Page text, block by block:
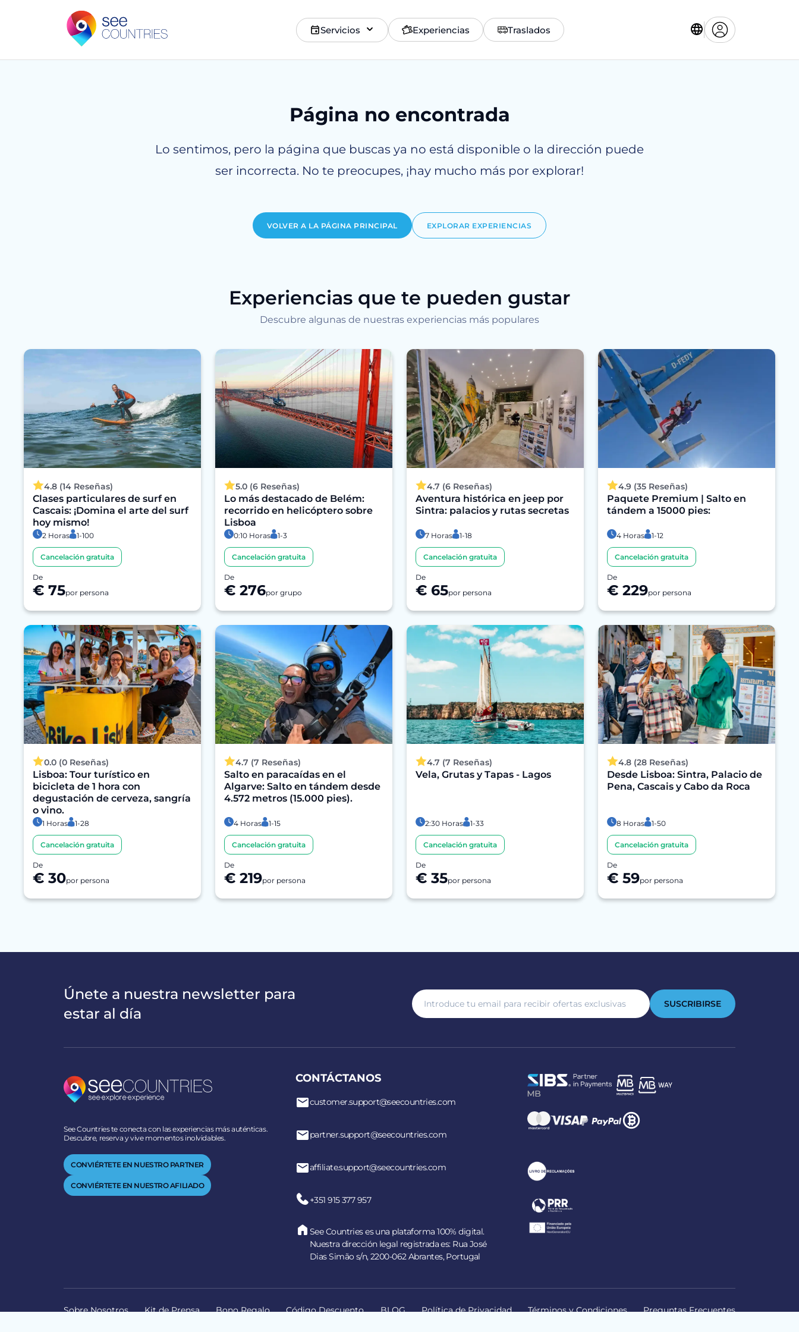
Servicios Experiencias Traslados
Página no encontrada
Lo sentimos, pero la página que buscas ya no está disponible o la dirección puede
ser incorrecta. No te preocupes, ¡hay mucho más por explorar!
VOLVER A LA PÁGINA PRINCIPAL EXPLORAR EXPERIENCIAS
Experiencias que te pueden gustar
Descubre algunas de nuestras experiencias más populares
4.8 (14 Reseñas)
Clases particulares de surf en
Cascais: ¡Domina el arte del surf
hoy mismo!
2 Horas 1-100
Cancelación gratuita
De
€ 75por persona
5.0 (6 Reseñas)
Lo más destacado de Belém:
recorrido en helicóptero sobre
Lisboa
0:10 Horas 1-3
Cancelación gratuita
De
€ 276por grupo
4.7 (6 Reseñas)
Aventura histórica en jeep por
Sintra: palacios y rutas secretas
7 Horas 1-18
Cancelación gratuita
De
€ 65por persona
4.9 (35 Reseñas)
Paquete Premium | Salto en
tándem a 15000 pies:
4 Horas 1-12
Cancelación gratuita
De
€ 229por persona
0.0 (0 Reseñas)
Lisboa: Tour turístico en
bicicleta de 1 hora con
degustación de cerveza, sangría
o vino.
1 Horas 1-28
Cancelación gratuita
De
€ 30por persona
4.7 (7 Reseñas)
Salto en paracaídas en el
Algarve: Salto en tándem desde
4.572 metros (15.000 pies).
4 Horas 1-15
Cancelación gratuita
De
€ 219por persona
4.7 (7 Reseñas)
Vela, Grutas y Tapas - Lagos
2:30 Horas 1-33
Cancelación gratuita
De
€ 35por persona
4.8 (28 Reseñas)
Desde Lisboa: Sintra, Palacio de
Pena, Cascais y Cabo da Roca
8 Horas 1-50
Cancelación gratuita
De
€ 59por persona
Únete a nuestra newsletter para
estar al día
SUSCRIBIRSE
See Countries te conecta con las experiencias más auténticas.
Descubre, reserva y vive momentos inolvidables.
CONVIÉRTETE EN NUESTRO PARTNER
CONVIÉRTETE EN NUESTRO AFILIADO
CONTÁCTANOS
customer.support@seecountries.com
partner.support@seecountries.com
affiliate.support@seecountries.com
+351 915 377 957
See Countries es una plataforma 100% digital.
Nuestra dirección legal registrada es: Rua José
Dias Simão s/n, 2200-062 Abrantes, Portugal
Sobre Nosotros Kit de Prensa Bono Regalo Código Descuento BLOG Política de Privacidad Términos y Condiciones Preguntas Frecuentes